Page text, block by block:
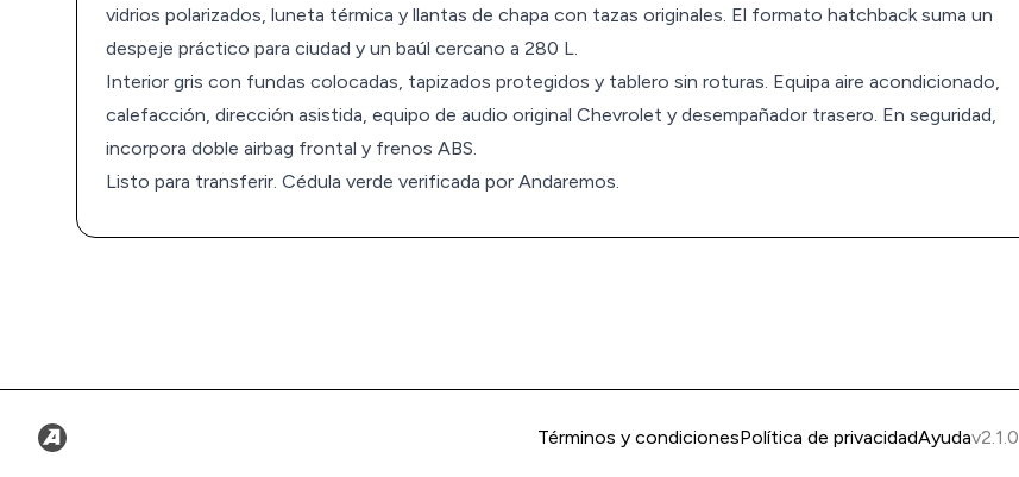
vidrios polarizados, luneta térmica y llantas de chapa con tazas originales. El formato hatchback suma un
despeje práctico para ciudad y un baúl cercano a 280 L.
Interior gris con fundas colocadas, tapizados protegidos y tablero sin roturas. Equipa aire acondicionado,
calefacción, dirección asistida, equipo de audio original Chevrolet y desempañador trasero. En seguridad,
incorpora doble airbag frontal y frenos ABS.
Listo para transferir. Cédula verde verificada por Andaremos.
Términos y condicionesPolítica de privacidadAyudav2.1.0